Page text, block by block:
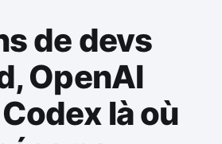
de devs
OpenAI
là où